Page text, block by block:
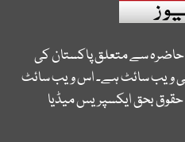
حاضرہ سے متعلق پاکستان کی
ویب سائٹ ہے۔ اس ویب سائٹ
حقوق بحق ایکسپریس میڈیا